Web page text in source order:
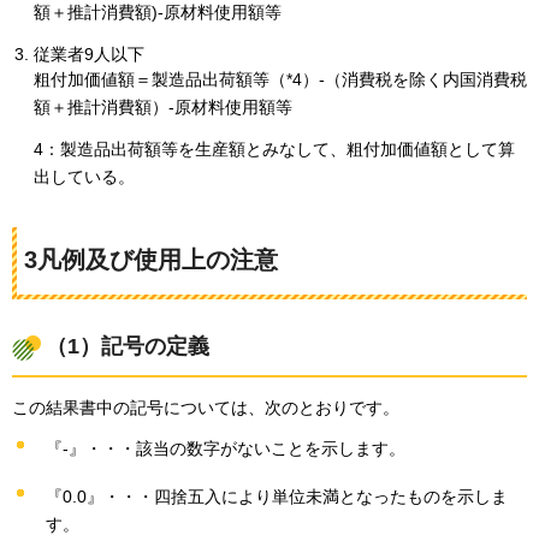
額＋推計消費額)-原材料使用額等
従業者9人以下
粗付加価値額＝製造品出荷額等（*4）-（消費税を除く内国消費税
額＋推計消費額）-原材料使用額等
4：製造品出荷額等を生産額とみなして、粗付加価値額として算
出している。
3凡例及び使用上の注意
（1）記号の定義
この結果書中の記号については、次のとおりです。
『-』・・・該当の数字がないことを示します。
『0.0』・・・四捨五入により単位未満となったものを示しま
す。